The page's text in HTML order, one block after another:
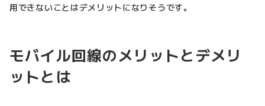
用できないことはデメリットになりそうです。
モバイル回線のメリットとデメリ
ットとは